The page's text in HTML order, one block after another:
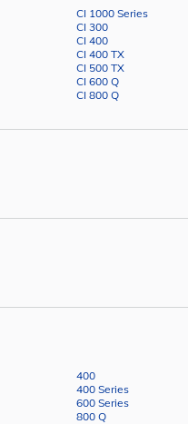
CI 1000 Series
CI 300
CI 400
CI 400 TX
CI 500 TX
CI 600 Q
CI 800 Q
400
400 Series
600 Series
800 Q